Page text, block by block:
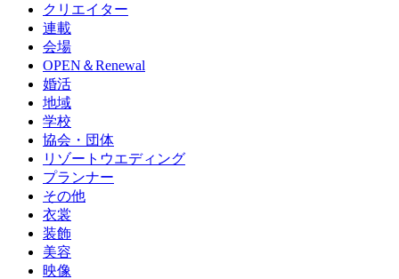
クリエイター
連載
会場
OPEN＆Renewal
婚活
地域
学校
協会・団体
リゾートウエディング
プランナー
その他
衣裳
装飾
美容
映像